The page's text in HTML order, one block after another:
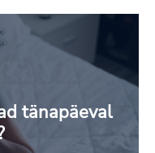
tänapäeval